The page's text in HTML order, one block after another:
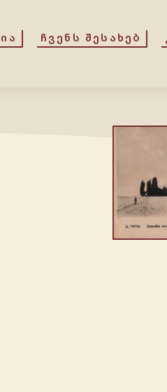
ᲩᲕᲔᲜᲡ ᲨᲔᲡᲐᲮᲔᲑ